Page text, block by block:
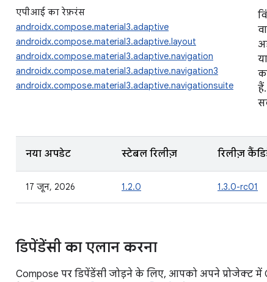
एपीआई का रेफ़रंस
androidx.compose.material3.adaptive
androidx.compose.material3.adaptive.layout
androidx.compose.material3.adaptive.navigation
androidx.compose.material3.adaptive.navigation3
androidx.compose.material3.adaptive.navigationsuite
नया अपडेट स्टेबल रिलीज़ रिलीज़
17 जून, 2026 1.2.0 1.3.0-rc01
डिपेंडेंसी का एलान करना
Compose पर डिपेंडेंसी जोड़ने के लिए, आपको अपने प्रोजेक्ट में